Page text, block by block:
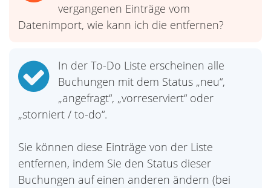
vergangenen Einträge vom
Datenimport, wie kann ich die entfernen?
In der To-Do Liste erscheinen alle
Buchungen mit dem Status „neu“,
„angefragt“, „vorreserviert“ oder
„storniert / to-do“.
Sie können diese Einträge von der Liste
entfernen, indem Sie den Status dieser
Buchungen auf einen anderen ändern (bei